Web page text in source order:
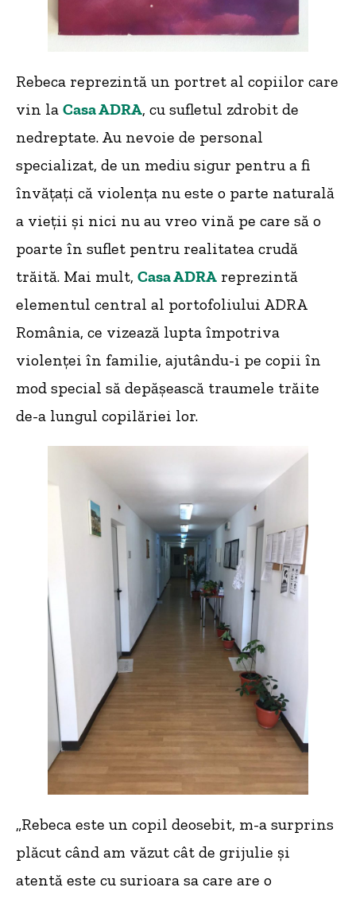
Rebeca reprezintă un portret al copiilor care
vin la Casa ADRA, cu sufletul zdrobit de
nedreptate. Au nevoie de personal
specializat, de un mediu sigur pentru a fi
învățați că violența nu este o parte naturală
a vieții și nici nu au vreo vină pe care să o
poarte în suflet pentru realitatea crudă
trăită. Mai mult, Casa ADRA reprezintă
elementul central al portofoliului ADRA
România, ce vizează lupta împotriva
violenței în familie, ajutându-i pe copii în
mod special să depășească traumele trăite
de-a lungul copilăriei lor.
„Rebeca este un copil deosebit, m-a surprins
plăcut când am văzut cât de grijulie și
atentă este cu surioara sa care are o